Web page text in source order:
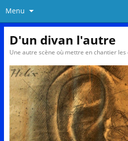
Menu
D'un divan l'autre
Une autre scène où mettre en chantier